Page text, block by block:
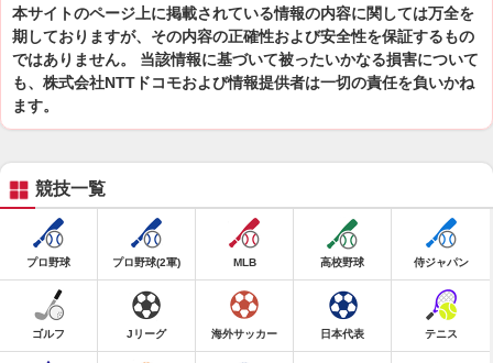
本サイトのページ上に掲載されている情報の内容に関しては万全を
期しておりますが、その内容の正確性および安全性を保証するもの
ではありません。 当該情報に基づいて被ったいかなる損害について
も、株式会社NTTドコモおよび情報提供者は一切の責任を負いかね
ます。
競技一覧
プロ野球 プロ野球(2軍) MLB 高校野球 侍ジャパン
ゴルフ Jリーグ 海外サッカー 日本代表 テニス